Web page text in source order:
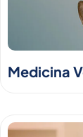
Medicina